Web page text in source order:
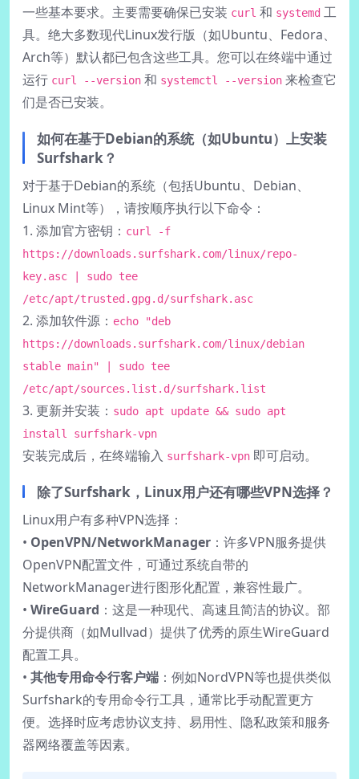
一些基本要求。主要需要确保已安装 curl 和 systemd 工
具。绝大多数现代Linux发行版（如Ubuntu、Fedora、
Arch等）默认都已包含这些工具。您可以在终端中通过
运行 curl --version 和 systemctl --version 来检查它
们是否已安装。
如何在基于Debian的系统（如Ubuntu）上安装
Surfshark？
对于基于Debian的系统（包括Ubuntu、Debian、
Linux Mint等），请按顺序执行以下命令：
1. 添加官方密钥： curl -f
https://downloads.surfshark.com/linux/repo-
key.asc | sudo tee
/etc/apt/trusted.gpg.d/surfshark.asc
2. 添加软件源： echo "deb
https://downloads.surfshark.com/linux/debian
stable main" | sudo tee
/etc/apt/sources.list.d/surfshark.list
3. 更新并安装： sudo apt update && sudo apt
install surfshark-vpn
安装完成后，在终端输入 surfshark-vpn 即可启动。
除了Surfshark，Linux用户还有哪些VPN选择？
Linux用户有多种VPN选择：
• OpenVPN/NetworkManager ：许多VPN服务提供
OpenVPN配置文件，可通过系统自带的
NetworkManager进行图形化配置，兼容性最广。
• WireGuard ：这是一种现代、高速且简洁的协议。部
分提供商（如Mullvad）提供了优秀的原生WireGuard
配置工具。
• 其他专用命令行客户端 ：例如NordVPN等也提供类似
Surfshark的专用命令行工具，通常比手动配置更方
便。选择时应考虑协议支持、易用性、隐私政策和服务
器网络覆盖等因素。